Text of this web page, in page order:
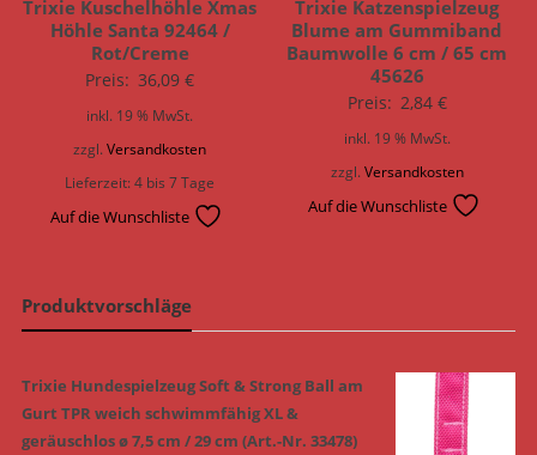
Trixie Kuschelhöhle Xmas
Höhle Santa 92464 /
Rot/Creme
Preis: 36,09€
inkl. 19 % MwSt.
zzgl.Versandkosten
Lieferzeit:4 bis 7 Tage
Auf die Wunschliste
Trixie Katzenspielzeug
Blume am Gummiband
Baumwolle 6 cm / 65 cm
45626
Preis: 2,84 €
inkl. 19 % MwSt.
zzgl. Versandkosten
Auf die Wunschliste
Produktvorschläge
Trixie Hundespielzeug Soft & Strong Ball am
Gurt TPR weich schwimmfähig XL &
geräuschlos ø 7,5 cm / 29 cm (Art.-Nr. 33478)